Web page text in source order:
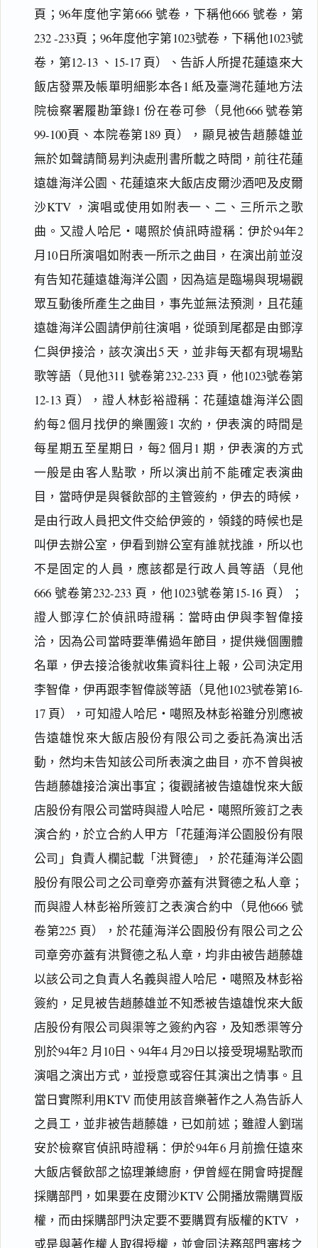
頁；96年度他字第666 號卷，下稱他666 號卷，第
232 -233頁；96年度他字第1023號卷，下稱他1023號
卷，第12-13 、15-17 頁）、告訴人所提花蓮遠來大
飯店發票及帳單明細影本各1 紙及臺灣花蓮地方法
院檢察署履勘筆錄1 份在卷可參（見他666 號卷第
99-100頁、本院卷第189 頁），顯見被告趙藤雄並
無於如聲請簡易判決處刑書所載之時間，前往花蓮
遠雄海洋公園、花蓮遠來大飯店皮爾沙酒吧及皮爾
沙KTV ，演唱或使用如附表一、二、三所示之歌
曲。又證人哈尼‧噶照於偵訊時證稱：伊於94年2
月10日所演唱如附表一所示之曲目，在演出前並沒
有告知花蓮遠雄海洋公園，因為這是臨場與現場觀
眾互動後所產生之曲目，事先並無法預測，且花蓮
遠雄海洋公園請伊前往演唱，從頭到尾都是由鄧淳
仁與伊接洽，該次演出5 天，並非每天都有現場點
歌等語（見他311 號卷第232-233 頁，他1023號卷第
12-13 頁），證人林彭裕證稱：花蓮遠雄海洋公園
約每2 個月找伊的樂團簽1 次約，伊表演的時間是
每星期五至星期日，每2 個月1 期，伊表演的方式
一般是由客人點歌，所以演出前不能確定表演曲
目，當時伊是與餐飲部的主管簽約，伊去的時候，
是由行政人員把文件交給伊簽的，領錢的時候也是
叫伊去辦公室，伊看到辦公室有誰就找誰，所以也
不是固定的人員，應該都是行政人員等語（見他
666 號卷第232-233 頁，他1023號卷第15-16 頁）；
證人鄧淳仁於偵訊時證稱：當時由伊與李智偉接
洽，因為公司當時要準備過年節目，提供幾個團體
名單，伊去接洽後就收集資料往上報，公司決定用
李智偉，伊再跟李智偉談等語（見他1023號卷第16-
17 頁），可知證人哈尼‧噶照及林彭裕雖分別應被
告遠雄悅來大飯店股份有限公司之委託為演出活
動，然均未告知該公司所表演之曲目，亦不曾與被
告趙藤雄接洽演出事宜；復觀諸被告遠雄悅來大飯
店股份有限公司當時與證人哈尼‧噶照所簽訂之表
演合約，於立合約人甲方「花蓮海洋公園股份有限
公司」負責人欄記載「洪賢德」，於花蓮海洋公園
股份有限公司之公司章旁亦蓋有洪賢德之私人章；
而與證人林彭裕所簽訂之表演合約中（見他666 號
卷第225 頁），於花蓮海洋公園股份有限公司之公
司章旁亦蓋有洪賢德之私人章，均非由被告趙藤雄
以該公司之負責人名義與證人哈尼‧噶照及林彭裕
簽約，足見被告趙藤雄並不知悉被告遠雄悅來大飯
店股份有限公司與渠等之簽約內容，及知悉渠等分
別於94年2 月10日、94年4 月29日以接受現場點歌而
演唱之演出方式，並授意或容任其演出之情事。且
當日實際利用KTV 而使用該音樂著作之人為告訴人
之員工，並非被告趙藤雄，已如前述；雖證人劉瑞
安於檢察官偵訊時證稱：伊於94年6 月前擔任遠來
大飯店餐飲部之協理兼總廚，伊曾經在開會時提醒
採購部門，如果要在皮爾沙KTV 公開播放需購買版
權，而由採購部門決定要不要購買有版權的KTV ，
或是與著作權人取得授權，並會同法務部門審核之